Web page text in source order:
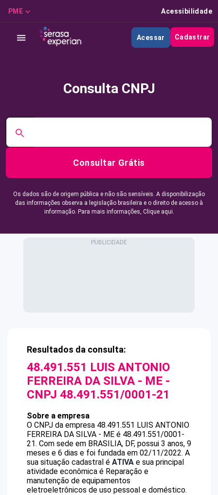
PME Acessibilidade
Acessar Cadastrar
Consulta CNPJ
Consultar Grátis
Os dados são de origem pública e não são sensíveis. A disponibilização
das informações observa a legislação brasileira e o direito de acesso à
informação. Para mais informações, Clique aqui.
Resultados da consulta:
48.491.551 LUIS ANTONIO
FERREIRA DA SILVA - ME -
CNPJ 48.491.551/0001-21
Sobre a empresa
O CNPJ da empresa 48.491.551 LUIS ANTONIO
FERREIRA DA SILVA - ME é 48.491.551/0001-
21. Com sede em BRASILIA, DF, possui 3 anos, 9
meses e 6 dias e foi fundada em 02/11/2022. A
sua situação cadastral é ATIVA e sua principal
atividade econômica é Reparação e
manutenção de equipamentos
eletroeletrônicos de uso pessoal e doméstico.